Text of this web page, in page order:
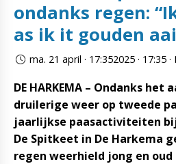
ondanks regen:
as ik it gouden
ma. 21 april · 17:352025 · 17:35
DE HARKEMA – Ondanks het
druilerige weer op tweede
jaarlijkse paasactiviteiten
De Spitkeet in De Harkema
regen weerhield jong en